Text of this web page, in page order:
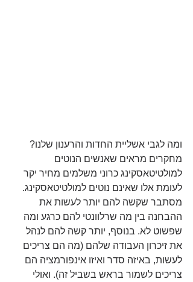
ומה לגבי אשליית החדות והרענון שלנו?
מחקרים מראים שאנשים הנוטים
למולטיטאסקינג כרוני משלמים מחיר יקר
לעומת אלו שאינם נוטים למולטיטאסקינג.
מסתבר שקשה להם יותר לעשות את
ההבחנה בין מה שרלוונטי להם כרגע ומה
שפשוט לא. בנוסף, יותר קשה להם לנהל
את זיכרון העבודה שלהם (מה הם צריכים
לעשות, באיזה סדר ואיזו אינפורמציה הם
צריכים לשמור בראש בשביל זה). ואולי